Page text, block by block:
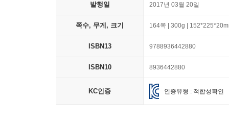
발행일 2017년 03월 20일
쪽수, 무게, 크기 164쪽 | 300g |
ISBN13 9788936442880
ISBN10 8936442880
KC인증 인증유형 : 적합성확인